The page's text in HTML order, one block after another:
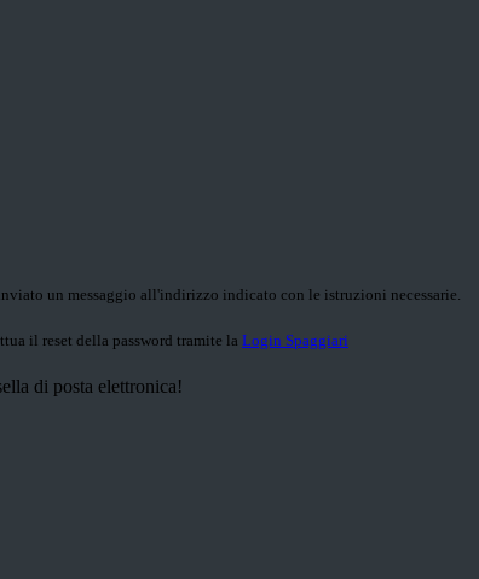
un messaggio all'indirizzo indicato con le istruzioni necessarie.
il reset della password tramite la Login Spaggiari
di posta elettronica!